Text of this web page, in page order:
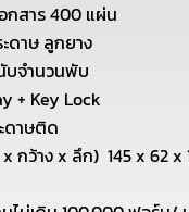
กสาร 400 แผ่น
ดาษ ลูกยาง
บจํานวนพับ
+ Key Lock
ดาษติด
กว้าง x ลึก) 145 x 62 x